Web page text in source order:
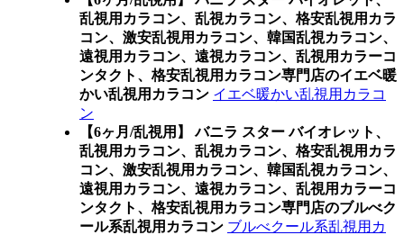
乱視用カラコン、乱視カラコン、格安乱視用カラ
コン、激安乱視用カラコン、韓国乱視カラコン、
遠視用カラコン、遠視カラコン、乱視用カラーコ
ンタクト、格安乱視用カラコン専門店のイエベ暖
かい乱視用カラコン イエベ暖かい乱視用カラコ
ン
【6ヶ月/乱視用】 バニラ スター バイオレット、
乱視用カラコン、乱視カラコン、格安乱視用カラ
コン、激安乱視用カラコン、韓国乱視カラコン、
遠視用カラコン、遠視カラコン、乱視用カラーコ
ンタクト、格安乱視用カラコン専門店のブルべク
ール系乱視用カラコン ブルべクール系乱視用カ